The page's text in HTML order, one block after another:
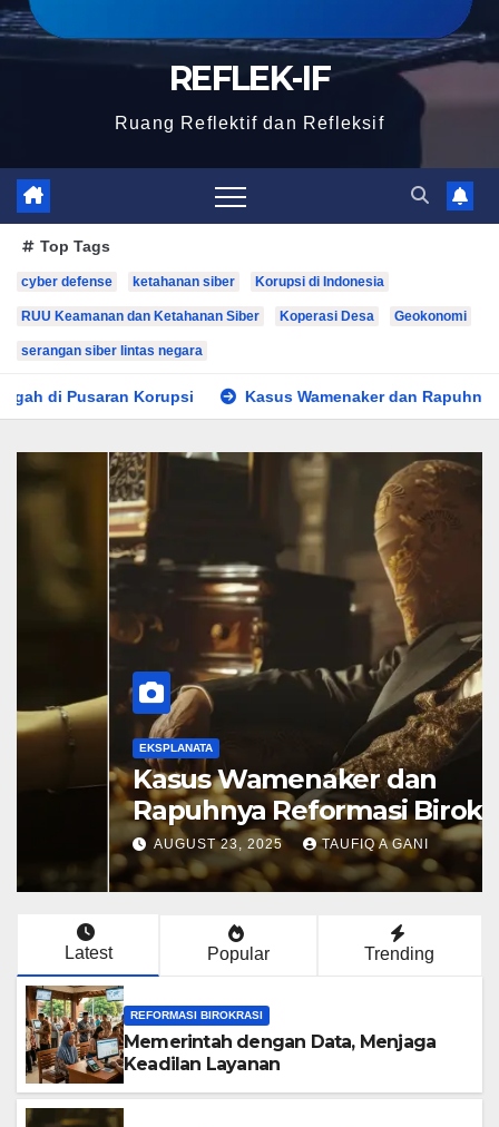
REFLEK-IF
Ruang Reflektif dan Refleksif
Top Tags
cyber defense ketahanan siber Korupsi di Indonesia
RUU Keamanan dan Ketahanan Siber Koperasi Desa Geokonomi
serangan siber lintas negara
Kasus Wamenaker dan Rapuhnya Reformasi Birokrasi
EKSPLANATA
Kasus Wamenaker dan
Rapuhnya Reformasi Birokrasi
AUGUST 23, 2025 TAUFIQ A GANI
Latest Popular Trending
REFORMASI BIROKRASI
Memerintah dengan Data, Menjaga
Keadilan Layanan